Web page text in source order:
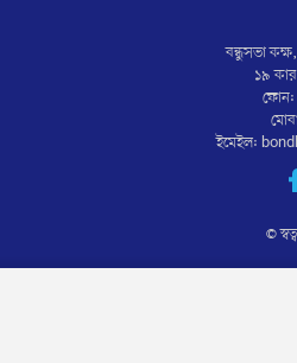
বন্ধুসভা
১৯
ফোন:
ইমেইল:
©